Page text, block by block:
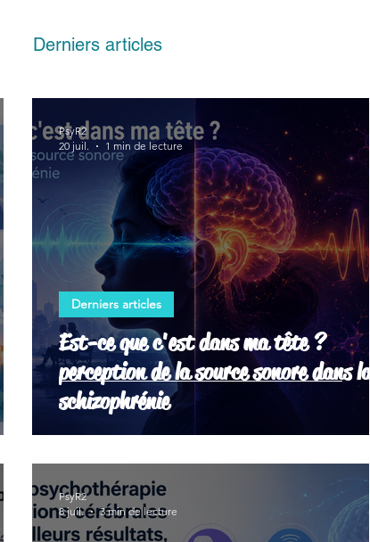
Derniers articles
Est-ce que c'est dans ma tête ?
perception de la source sonore dans la
schizophrénie
Derniers articles
PsyR2
20 juil.
1 min de lecture
PsyR2
8 juil.
3 min de lecture